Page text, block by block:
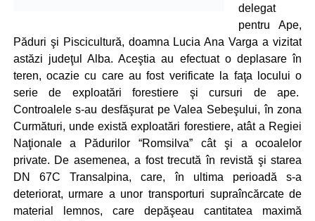
delegat
pentru Ape,
Păduri şi Piscicultură, doamna Lucia Ana Varga a vizitat
astăzi judeţul Alba. Aceştia au efectuat o deplasare în
teren, ocazie cu care au fost verificate la faţa locului o
serie de exploatări forestiere şi cursuri de ape.
Controalele s-au desfăşurat pe Valea Sebeşului, în zona
Curmături, unde există exploatări forestiere, atât a Regiei
Naţionale a Pădurilor “Romsilva” cât şi a ocoalelor
private. De asemenea, a fost trecută în revistă şi starea
DN 67C Transalpina, care, în ultima perioadă s-a
deteriorat, urmare a unor transporturi supraîncărcate de
material lemnos, care depăşeau cantitatea maximă